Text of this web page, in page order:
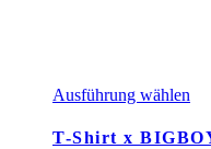
Ausführung wählen
T-Shirt x